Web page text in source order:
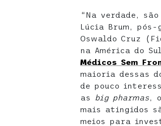
“Na verdade,
Lúcia Brum, pós-
Oswaldo Cruz
na América do
Médicos Sem
maioria dessas
de pouco
as
big pharmas,
mais atingidos
meios para